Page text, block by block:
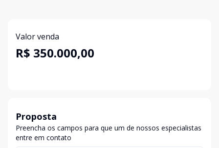
Valor venda
R$ 350.000,00
Proposta
Preencha os campos para que um de nossos especialistas
entre em contato